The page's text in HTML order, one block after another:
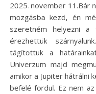
2025. november 11.Bár november 9-én a Merkúr is hátráló
mozgásba kezd, én
szeretném helyezni
érezhettük
tágítottuk a
Univerzum majd
amikor a Jupiter hátrálni
befelé fordul. Ez nem